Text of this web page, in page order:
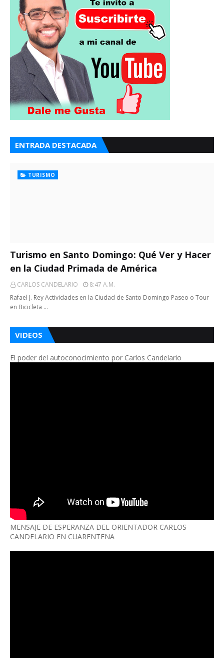
ENTRADA DESTACADA
TURISMO
Turismo en Santo Domingo: Qué Ver y Hacer
en la Ciudad Primada de América
CARLOS CANDELARIO
8:47 A.m.
Rafael J. Rey Actividades en la Ciudad de Santo Domingo Paseo o Tour
en Bicicleta …
VIDEOS
El poder del autoconocimiento por Carlos Candelario
MENSAJE DE ESPERANZA DEL ORIENTADOR CARLOS
CANDELARIO EN CUARENTENA